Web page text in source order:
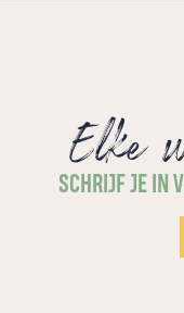
Elke
SCHRIJF JE IN